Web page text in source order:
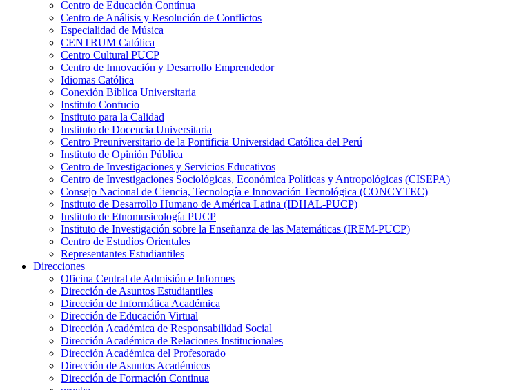
Centro de Educación Contínua
Centro de Análisis y Resolución de Conflictos
Especialidad de Música
CENTRUM Católica
Centro Cultural PUCP
Centro de Innovación y Desarrollo Emprendedor
Idiomas Católica
Conexión Bíblica Universitaria
Instituto Confucio
Instituto para la Calidad
Instituto de Docencia Universitaria
Centro Preuniversitario de la Pontificia Universidad Católica del Perú
Instituto de Opinión Pública
Centro de Investigaciones y Servicios Educativos
Centro de Investigaciones Sociológicas, Económica Políticas y Antropológicas (CISEPA)
Consejo Nacional de Ciencia, Tecnología e Innovación Tecnológica (CONCYTEC)
Instituto de Desarrollo Humano de América Latina (IDHAL-PUCP)
Instituto de Etnomusicología PUCP
Instituto de Investigación sobre la Enseñanza de las Matemáticas (IREM-PUCP)
Centro de Estudios Orientales
Representantes Estudiantiles
Direcciones
Oficina Central de Admisión e Informes
Dirección de Asuntos Estudiantiles
Dirección de Informática Académica
Dirección de Educación Virtual
Dirección Académica de Responsabilidad Social
Dirección Académica de Relaciones Institucionales
Dirección Académica del Profesorado
Dirección de Asuntos Académicos
Dirección de Formación Continua